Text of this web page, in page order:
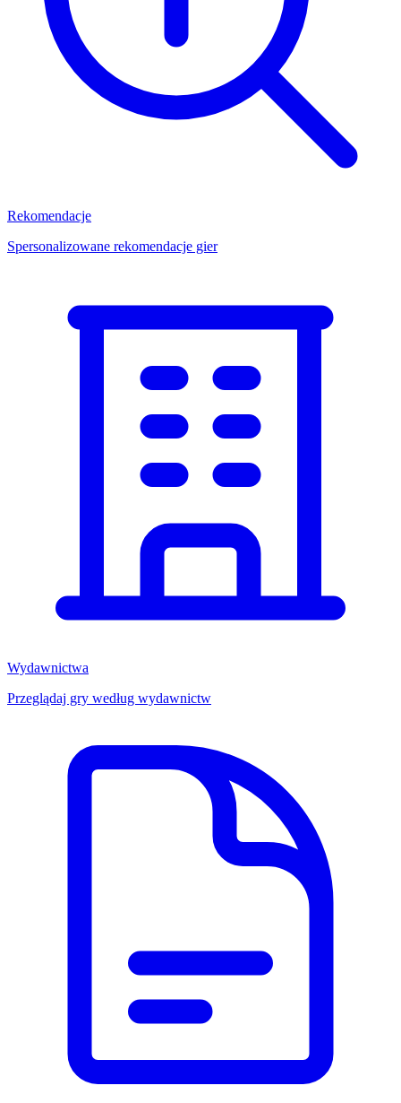
Rekomendacje
Spersonalizowane rekomendacje gier
Wydawnictwa
Przeglądaj gry według wydawnictw